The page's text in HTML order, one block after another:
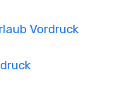
Vordruck